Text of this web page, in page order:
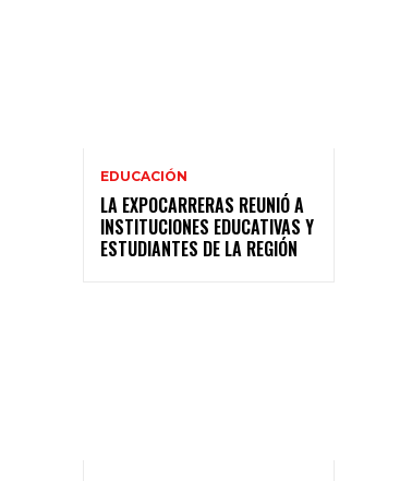
EDUCACIÓN
LA EXPOCARRERAS REUNIÓ A
INSTITUCIONES EDUCATIVAS Y
ESTUDIANTES DE LA REGIÓN